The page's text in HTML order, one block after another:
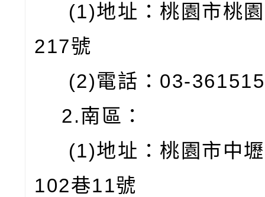
(1)地址：桃園市桃園
217號
(2)電話：03-
2.南區：
(1)地址：桃園市中壢
102巷11號